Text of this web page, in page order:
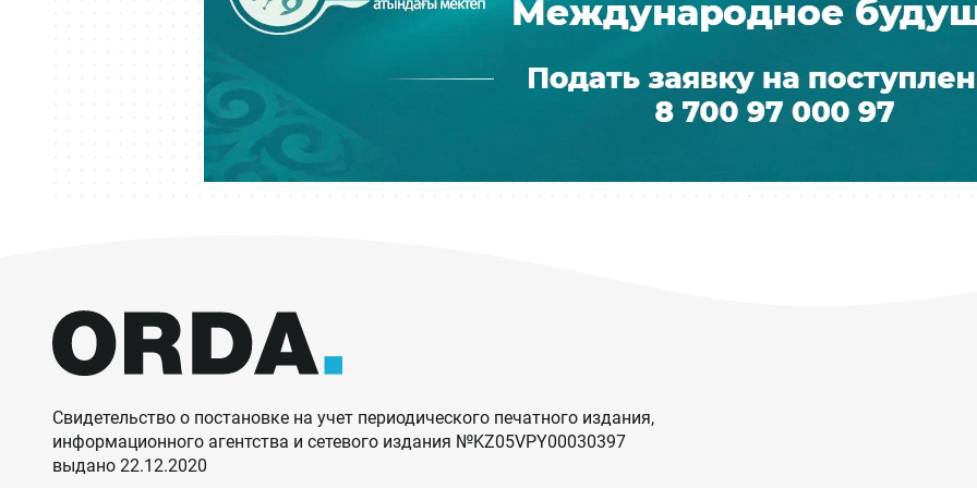
Свидетельство о постановке на учет периодического печатного издания,
информационного агентства и сетевого издания №KZ05VPY00030397
выдано 22.12.2020